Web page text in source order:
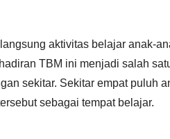
aktivitas belajar anak-
TBM ini menjadi salah
sekitar. Sekitar empat puluh
sebagai tempat belajar.